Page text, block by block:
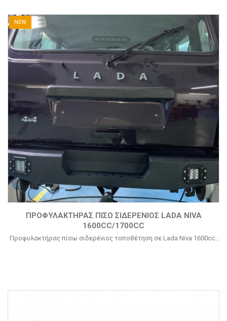
NEW
ΠΡΟΦΥΛΑΚΤΉΡΑΣ ΠΊΣΩ ΣΙΔΕΡΈΝΙΟΣ LADA NIVA
1600CC/1700CC
Προφυλακτήρας πίσω σιδερένιος τοποθέτηση σε Lada Niva 1600cc...